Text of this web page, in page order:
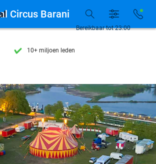
7 dagen per week beschikbaar
7 dagen per week beschikbaar
10+ miljoen leden
Bereikbaar tot 23:00
Circus Barani